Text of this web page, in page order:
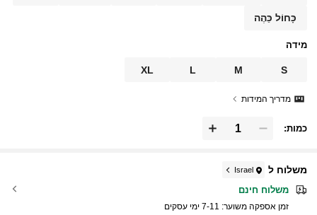
כָּחוֹל כֵּהֶה
מידה
S
M
L
XL
מדריך המידות
כמות:
משלוח ל Israel
משלוח חינם
זמן אספקה ​​משוער: 7-11 ימי עסקים